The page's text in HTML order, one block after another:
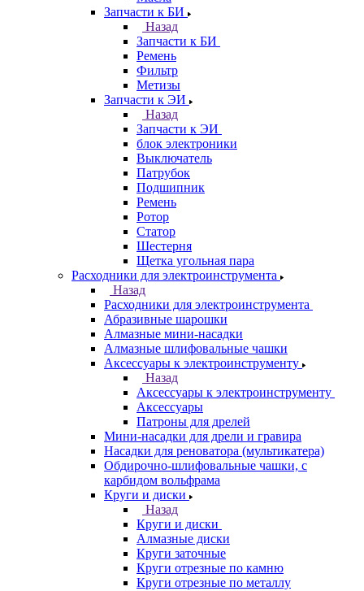
Запчасти к БИ
Назад
Запчасти к БИ
Ремень
Фильтр
Метизы
Запчасти к ЭИ
Назад
Запчасти к ЭИ
блок электроники
Выключатель
Патрубок
Подшипник
Ремень
Ротор
Статор
Шестерня
Щетка угольная пара
Расходники для электроинструмента
Назад
Расходники для электроинструмента
Абразивные шарошки
Алмазные мини-насадки
Алмазные шлифовальные чашки
Аксессуары к электроинструменту
Назад
Аксессуары к электроинструменту
Аксессуары
Патроны для дрелей
Мини-насадки для дрели и гравира
Насадки для реноватора (мультикатера)
Обдирочно-шлифовальные чашки, с
карбидом вольфрама
Круги и диски
Назад
Круги и диски
Алмазные диски
Круги заточные
Круги отрезные по камню
Круги отрезные по металлу